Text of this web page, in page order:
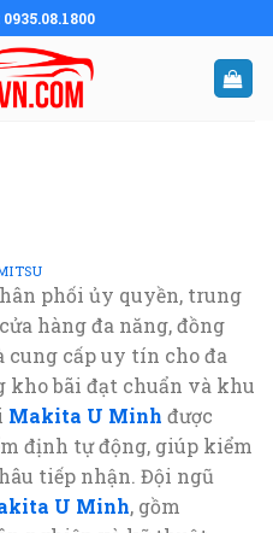
phối ủy quyền, trung
hàng đa năng, đồng
cấp uy tín cho đa
kho bãi đạt chuẩn và khu
Makita U Minh được
định tự động, giúp kiểm
tiếp nhận. Đội ngũ
U Minh, gồm